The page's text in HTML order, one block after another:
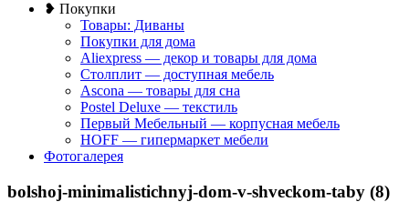
❥ Покупки
Товары: Диваны
Покупки для дома
Aliexpress — декор и товары для дома
Столплит — доступная мебель
Ascona — товары для сна
Postel Deluxe — текстиль
Первый Мебельный — корпусная мебель
HOFF — гипермаркет мебели
Фотогалерея
bolshoj-minimalistichnyj-dom-v-shveckom-taby (8)